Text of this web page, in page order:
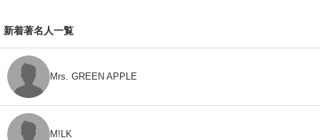
新着著名人一覧
Mrs. GREEN APPLE
M!LK